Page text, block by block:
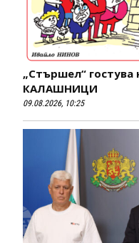
„Стършел“
КАЛАШНИЦИ
09.08.2026, 10:25